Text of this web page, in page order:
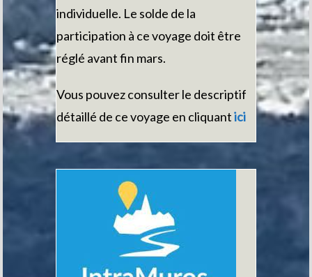
individuelle. Le solde de la
participation à ce voyage doit être
réglé avant fin mars.
Vous pouvez consulter le descriptif
détaillé de ce voyage en cliquantici